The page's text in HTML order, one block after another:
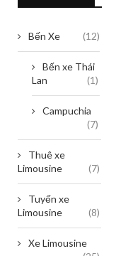
Bến Xe (12)
Bến xe Thái
Lan
(1)
Campuchia
(7)
Thuê xe
Limousine
(7)
Tuyến xe
Limousine
(8)
Xe Limousine